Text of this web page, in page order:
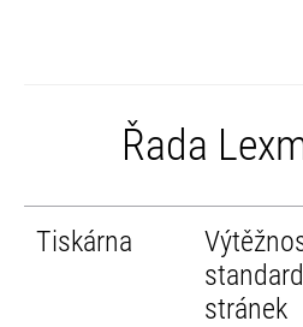
Řada
Tiskárna
stránek